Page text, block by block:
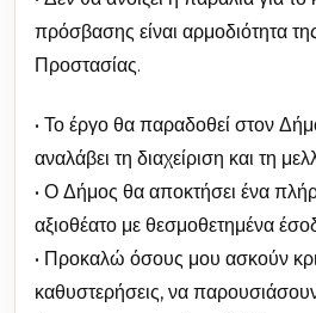
πρόσβασης είναι αρμοδιότητα
Προστασίας.
• Το έργο θα παραδοθεί στον
αναλάβει τη διαχείριση και τη
• Ο Δήμος θα αποκτήσει ένα
αξιοθέατο με θεσμοθετημένα
• Προκαλώ όσους μου ασκούν
καθυστερήσεις, να